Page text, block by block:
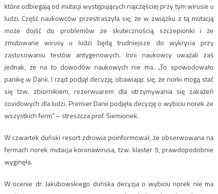
które odbiegają od mutacji występujących najczęściej przy tym wirusie u
ludzi. Część naukowców przestraszyła się, że w związku z tą mutacją
może dojść do problemów ze skutecznością szczepionki i że
zmutowane wirusy u ludzi będą trudniejsze do wykrycia przy
zastosowaniu testów antygenowych. Inni naukowcy uważali zaś
jednak, że na to dowodów naukowych nie ma. „To spowodowało
panikę w Danii. I rząd podjął decyzję, obawiając się, że norki mogą stać
się tzw. zbiornikiem, rezerwuarem dla utrzymywania się zakażeń
covidowych dla ludzi. Premier Danii podjęła decyzję o wybiciu norek ze
wszystkich ferm” – streszcza prof. Siemionek.
W czwartek duński resort zdrowia poinformował, że obserwowana na
fermach norek mutacja koronawirusa, tzw. klaster 5, prawdopodobnie
wyginęła.
W ocenie dr. Jakubowskiego duńska decyzja o wybiciu norek nie ma